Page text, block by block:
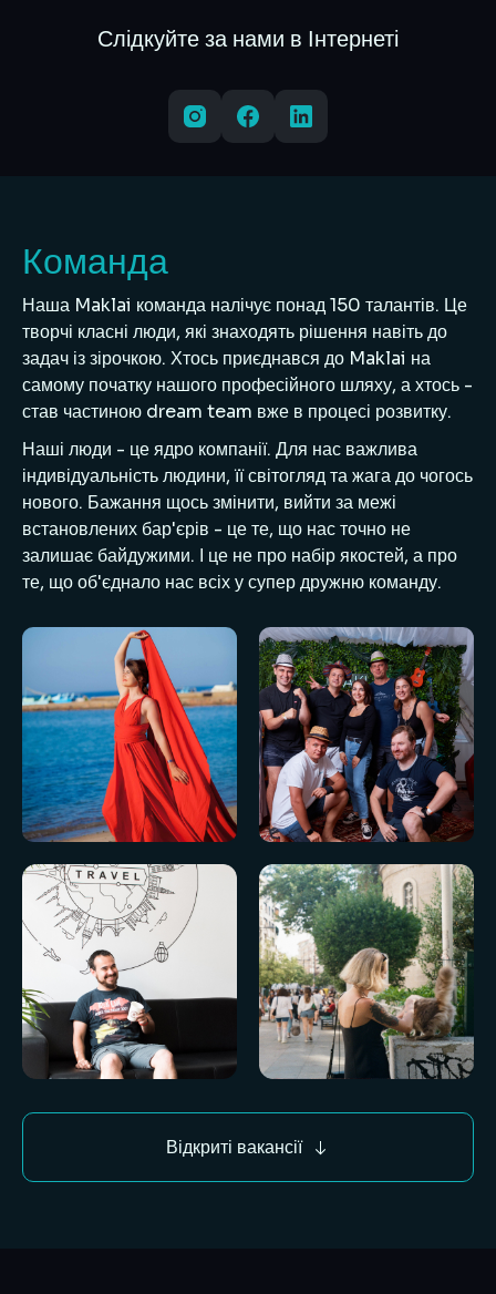
Слідкуйте за нами в Інтернеті
Команда
Наша Maklai команда налічує понад 150 талантів. Це
творчі класні люди, які знаходять рішення навіть до
задач із зірочкою. Хтось приєднався до Maklai на
самому початку нашого професійного шляху, а хтось -
став частиною dream team вже в процесі розвитку.
Наші люди - це ядро компанії. Для нас важлива
індивідуальність людини, її світогляд та жага до чогось
нового. Бажання щось змінити, вийти за межі
встановлених бар'єрів - це те, що нас точно не
залишає байдужими. І це не про набір якостей, а про
те, що об'єднало нас всіх у супер дружню команду.
Відкриті вакансії